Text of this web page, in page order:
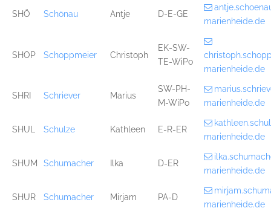
SHÖ Schönau Antje D-E-GE
marienheide.de
SHOP Schoppmeier Christoph
EK-SW-
TE-WiPo
marienheide.de
SHRI Schriever Marius
SW-PH-
M-WiPo
marienheide.de
SHUL Schulze Kathleen E-R-ER
marienheide.de
SHUM Schumacher Ilka D-ER
marienheide.de
SHUR Schumacher Mirjam PA-D
marienheide.de